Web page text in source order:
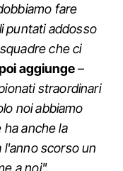
fare
puntati addosso
che ci
aggiunge–
straordinari
noi abbiamo
anche la
l'anno scorso un
a noi".